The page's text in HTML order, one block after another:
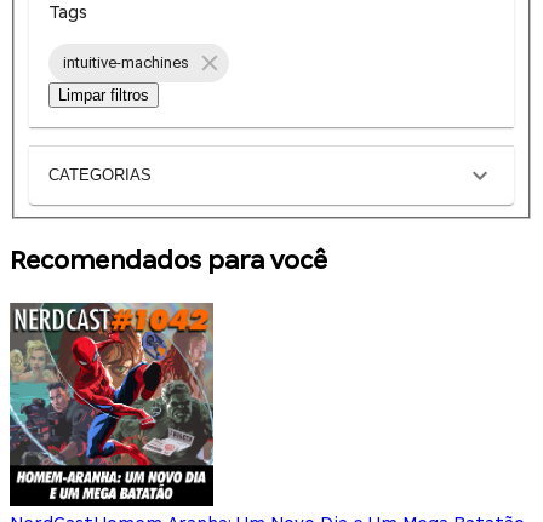
Tags
intuitive-machines
Limpar filtros
CATEGORIAS
Recomendados para você